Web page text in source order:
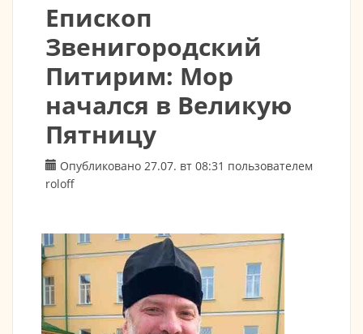
Епископ
Звенигородский
Питирим: Мор
начался в Великую
Пятницу
Опубликовано 27.07. вт 08:31 пользователем
roloff